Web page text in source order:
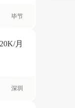
毕节
月
深圳